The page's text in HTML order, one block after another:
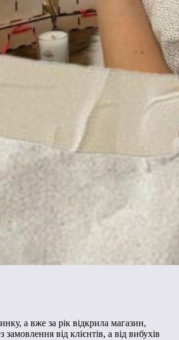
а вже за рік відкрила магазин,
від клієнтів, а від вибухів